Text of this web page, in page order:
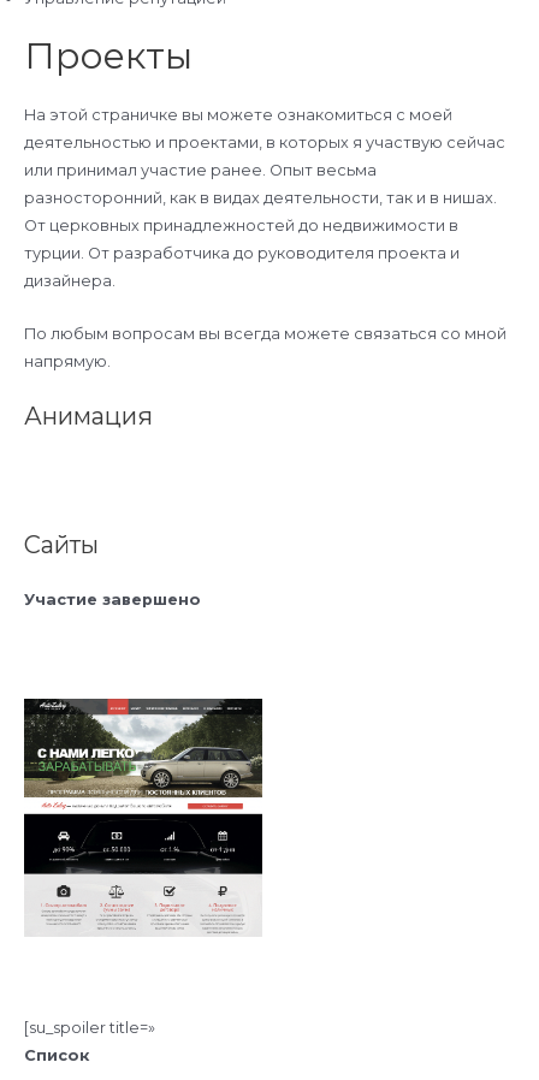
Проекты
На этой страничке вы можете ознакомиться с моей
деятельностью и проектами, в которых я участвую сейчас
или принимал участие ранее. Опыт весьма
разносторонний, как в видах деятельности, так и в нишах.
От церковных принадлежностей до недвижимости в
турции. От разработчика до руководителя проекта и
дизайнера.
По любым вопросам вы всегда можете связаться со мной
напрямую.
Анимация
Сайты
Участие завершено
[su_spoiler title=»
Список